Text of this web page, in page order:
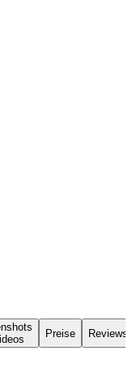
Preise Reviews